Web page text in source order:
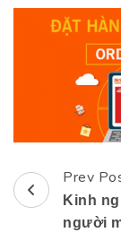
Post
Prev
Kinh
người